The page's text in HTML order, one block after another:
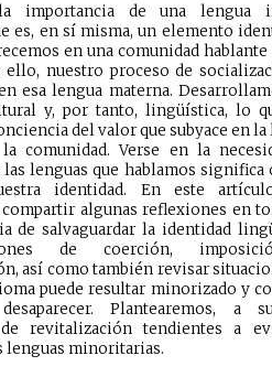
importancia de una lengua
es, en sí misma, un elemento
en una comunidad hablante
nuestro proceso de
esa lengua materna.
y, por tanto, lingüística, lo
del valor que subyace en la
comunidad. Verse en la
lenguas que hablamos significa
identidad. En este
algunas reflexiones en
de salvaguardar la identidad
de coerción,
así como también revisar
puede resultar minorizado y
Plantearemos, a
revitalización tendientes a
lenguas minoritarias.